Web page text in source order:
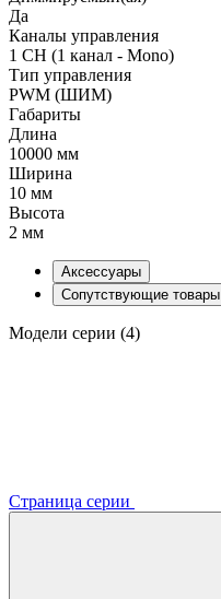
Да
Каналы управления
1 CH (1 канал - Mono)
Тип управления
PWM (ШИМ)
Габариты
Длина
10000 мм
Ширина
10 мм
Высота
2 мм
Аксессуары
Сопутствующие товары
Модели серии (4)
Страница серии